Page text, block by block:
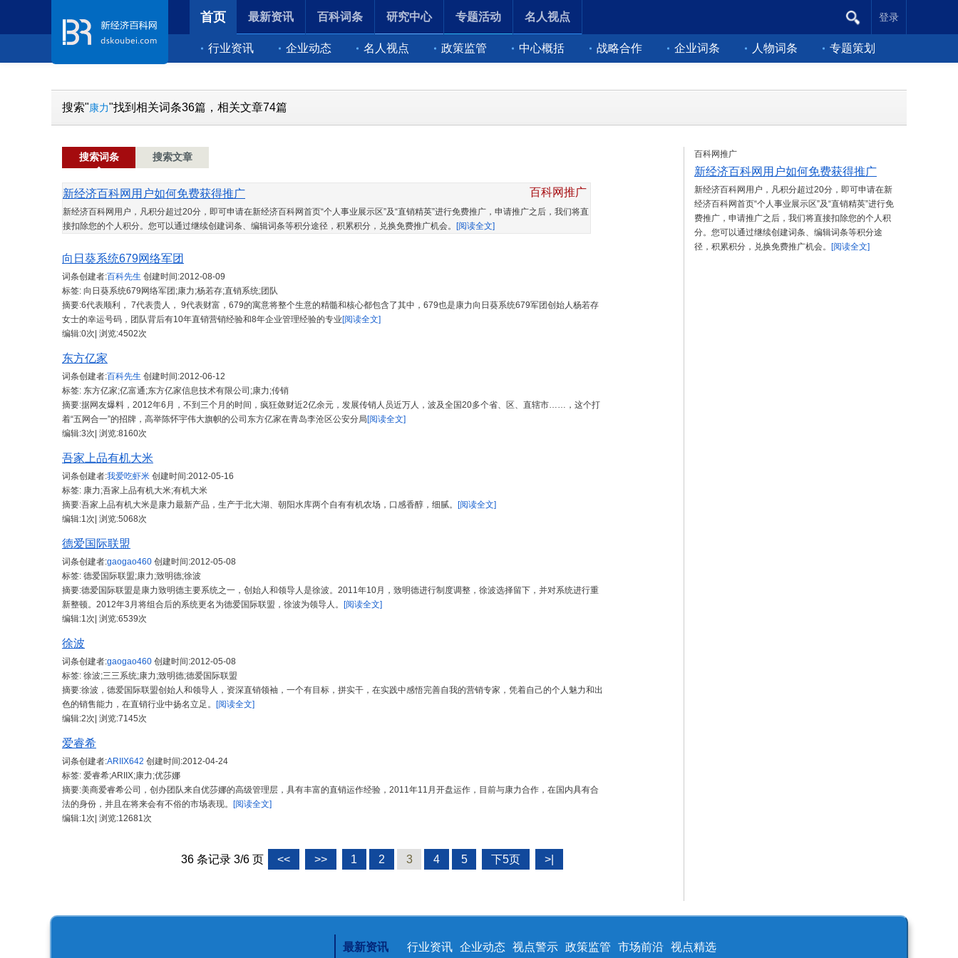
首页
行业资讯 企业动态 名人视点 政策监管 中心概括 战略合作 企业词条 人物词条 专题策划
最新资讯 百科词条 研究中心 专题活动 名人视点 登录
搜索"康力"找到相关词条36篇，相关文章74篇
搜索词条 搜索文章
百科网推广
新经济百科网用户如何免费获得推广
新经济百科网用户，凡积分超过20分，即可申请在新经济百科网首页“个人事业展示区”及“直销精英”进行免费推广，申请推广之后，我们将直
接扣除您的个人积分。您可以通过继续创建词条、编辑词条等积分途径，积累积分，兑换免费推广机会。
[阅读全文]
向日葵系统679网络军团
词条创建者:百科先生 创建时间:2012-08-09
标签: 向日葵系统679网络军团;康力;杨若存;直销系统;团队
摘要:6代表顺利， 7代表贵人， 9代表财富，679的寓意将整个生意的精髓和核心都包含了其中，679也是康力向日葵系统679军团创始人杨若存
女士的幸运号码，团队背后有10年直销营销经验和8年企业管理经验的专业 [阅读全文]
编辑:0次| 浏览:4502次
东方亿家
词条创建者:百科先生 创建时间:2012-06-12
标签: 东方亿家;亿富通;东方亿家信息技术有限公司;康力;传销
摘要:据网友爆料，2012年6月，不到三个月的时间，疯狂敛财近2亿余元，发展传销人员近万人，波及全国20多个省、区、直辖市……，这个打
着“五网合一”的招牌，高举陈怀宇伟大旗帜的公司东方亿家在青岛李沧区公安分局 [阅读全文]
编辑:3次| 浏览:8160次
吾家上品有机大米
词条创建者:我爱吃虾米 创建时间:2012-05-16
标签: 康力;吾家上品有机大米;有机大米
摘要:吾家上品有机大米是康力最新产品，生产于北大湖、朝阳水库两个自有有机农场，口感香醇，细腻。
[阅读全文]
编辑:1次| 浏览:5068次
德爱国际联盟
词条创建者:gaogao460 创建时间:2012-05-08
标签: 德爱国际联盟;康力;致明德;徐波
摘要:德爱国际联盟是康力致明德主要系统之一，创始人和领导人是徐波。2011年10月，致明德进行制度调整，徐波选择留下，并对系统进行重
新整顿。2012年3月将组合后的系统更名为德爱国际联盟，徐波为领导人。
[阅读全文]
编辑:1次| 浏览:6539次
徐波
词条创建者:gaogao460 创建时间:2012-05-08
标签: 徐波;三三系统;康力;致明德;德爱国际联盟
摘要:徐波，德爱国际联盟创始人和领导人，资深直销领袖，一个有目标，拼实干，在实践中感悟完善自我的营销专家，凭着自己的个人魅力和出
色的销售能力，在直销行业中扬名立足。
[阅读全文]
编辑:2次| 浏览:7145次
爱睿希
词条创建者:ARIIX642 创建时间:2012-04-24
标签: 爱睿希;ARIIX;康力;优莎娜
摘要:美商爱睿希公司，创办团队来自优莎娜的高级管理层，具有丰富的直销运作经验，2011年11月开盘运作，目前与康力合作，在国内具有合
法的身份，并且在将来会有不俗的市场表现。
[阅读全文]
编辑:1次| 浏览:12681次
36 条记录 3/6 页 << >> 1 2 3 4 5 下5页 >|
百科网推广
新经济百科网用户如何免费获得推广
新经济百科网用户，凡积分超过20分，即可申请在新
经济百科网首页“个人事业展示区”及“直销精英”进行免
费推广，申请推广之后，我们将直接扣除您的个人积
分。您可以通过继续创建词条、编辑词条等积分途
径，积累积分，兑换免费推广机会。
[阅读全文]
最新资讯 行业资讯 企业动态 视点警示 政策监管 市场前沿 视点精选